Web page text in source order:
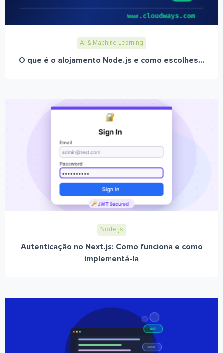
AI & Machine Learning
O que é o alojamento Node.js e como escolhes...
Node.js
Autenticação no Next.js: Como funciona e como
implementá-la